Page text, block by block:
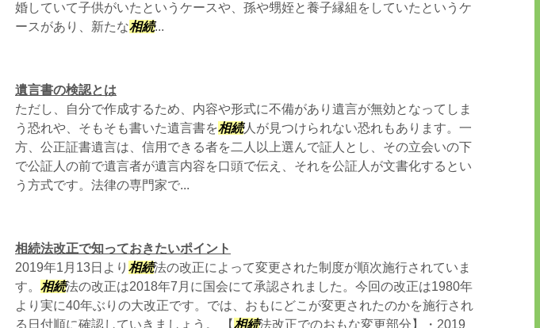
婚していて子供がいたというケースや、孫や甥姪と養子縁組をしていたというケ
ースがあり、新たな相続...
遺言書の検認とは
ただし、自分で作成するため、内容や形式に不備があり遺言が無効となってしま
う恐れや、そもそも書いた遺言書を相続人が見つけられない恐れもあります。一
方、公正証書遺言は、信用できる者を二人以上選んで証人とし、その立会いの下
で公証人の前で遺言者が遺言内容を口頭で伝え、それを公証人が文書化するとい
う方式です。法律の専門家で...
相続法改正で知っておきたいポイント
2019年1月13日より 相続法の改正によって変更された制度が順次施行されていま
す。 相続法の改正は2018年7月に国会にて承認されました。今回の改正は1980年
より実に40年ぶりの大改正です。では、おもにどこが変更されたのかを施行され
る日付順に確認していきましょう。 【相続法改正でのおもな変更部分】・2019